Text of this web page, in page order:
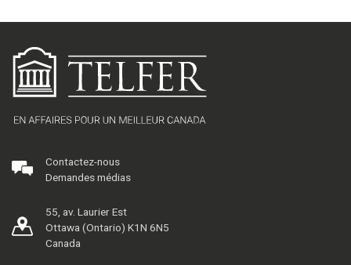
Contactez-nous
Demandes médias
55, av. Laurier Est
Ottawa (Ontario) K1N 6N5
Canada